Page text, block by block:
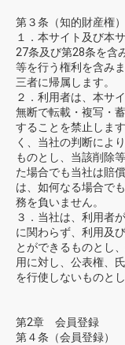
第３条（知的財産権）
１．本サイト及び本
27条及び第28条を含
等を行う権利を含み
三者に帰属します。
２．利用者は、本サ
無断で転載・複写・
することを禁止しま
く、当社の判断によ
ものとし、当該削除
た場合でも当社は賠
は、如何なる場合で
務を負いません。
３．当社は、利用者
に関わらず、利用及
とができるものとし
用に対し、公表権、
を行使しないものとし
第2章 会員登録
第４条（会員登録）
イラストレ
ーター
ア